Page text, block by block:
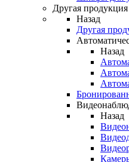
Другая продукция
Назад
Другая
Назад
Назад